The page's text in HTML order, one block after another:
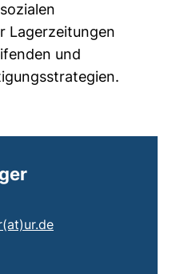
Lagerzeitungen
und
(öffnet Ihr E-Mail-